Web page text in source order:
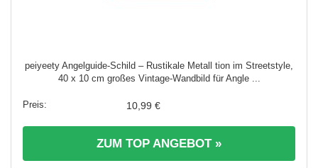
peiyeety Angelguide-Schild – Rustikale Metall tion im Streetstyle,
40 x 10 cm großes Vintage-Wandbild für Angle ...
10,99 €
ZUM TOP ANGEBOT »